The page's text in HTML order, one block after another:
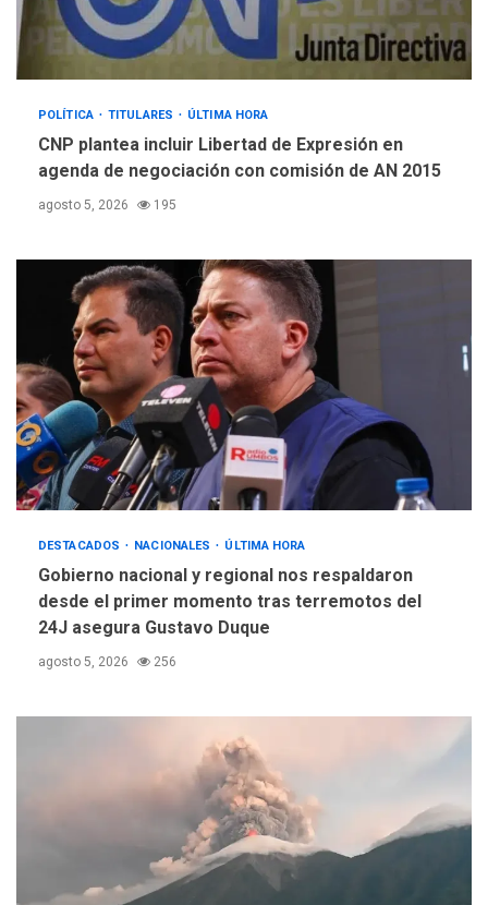
5
aniversario en Nueva
Esparta
POLÍTICA TITULARES ÚLTIMA HORA
CNP plantea incluir Libertad de Expresión en
agenda de negociación con comisión de AN 2015
agosto 5, 2026 195
DESTACADOS NACIONALES ÚLTIMA HORA
Gobierno nacional y regional nos respaldaron
desde el primer momento tras terremotos del
24J asegura Gustavo Duque
agosto 5, 2026 256